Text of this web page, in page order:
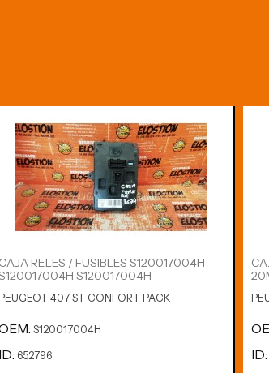
CAJA RELES / FUSIBLES S120017004H
S120017004H
PEUGEOT 407 ST CONFORT PACK
S120017004H
ID: 652796 ID: